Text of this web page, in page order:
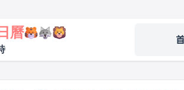
曆